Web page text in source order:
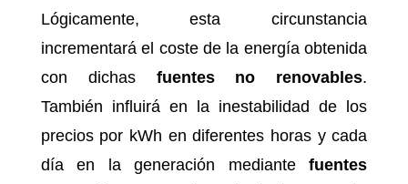
Lógicamente, esta circunstancia
incrementará el coste de la energía obtenida
con dichas fuentes no renovables.
También influirá en la inestabilidad de los
precios por kWh en diferentes horas y cada
día en la generación mediantefuentes